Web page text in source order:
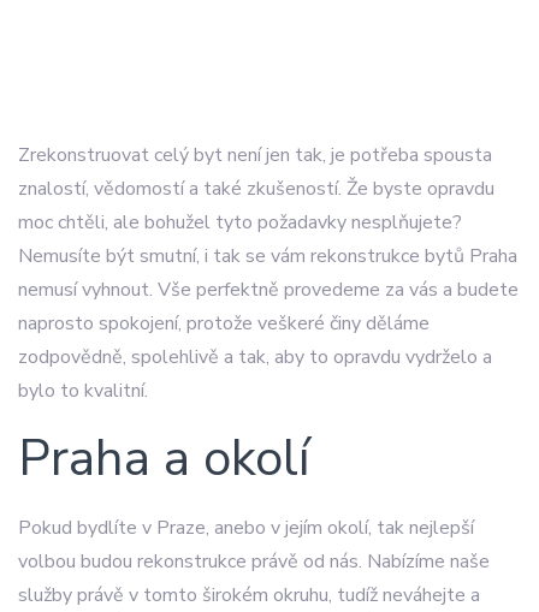
Zrekonstruovat celý byt není jen tak, je potřeba spousta
znalostí, vědomostí a také zkušeností. Že byste opravdu
moc chtěli, ale bohužel tyto požadavky nesplňujete?
Nemusíte být smutní, i tak se vám rekonstrukce bytů Praha
nemusí vyhnout. Vše perfektně provedeme za vás a budete
naprosto spokojení, protože veškeré činy děláme
zodpovědně, spolehlivě a tak, aby to opravdu vydrželo a
bylo to kvalitní.
Praha a okolí
Pokud bydlíte v Praze, anebo v jejím okolí, tak nejlepší
volbou budou rekonstrukce právě od nás. Nabízíme naše
služby právě v tomto širokém okruhu, tudíž neváhejte a